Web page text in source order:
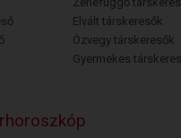
Elvált társkeresők
Özvegy társkeresők
Gyermekes